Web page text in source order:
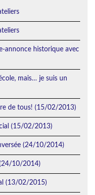
annonce historique avec
mais… je suis un
de tous! (15/02/2013)
(15/02/2013)
(24/10/2014)
10/2014)
(13/02/2015)